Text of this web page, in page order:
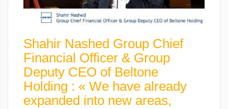
Shahir Nashed Group Chief
Financial Officer & Group
Deputy CEO of Beltone
Holding : « We have already
expanded into new areas,